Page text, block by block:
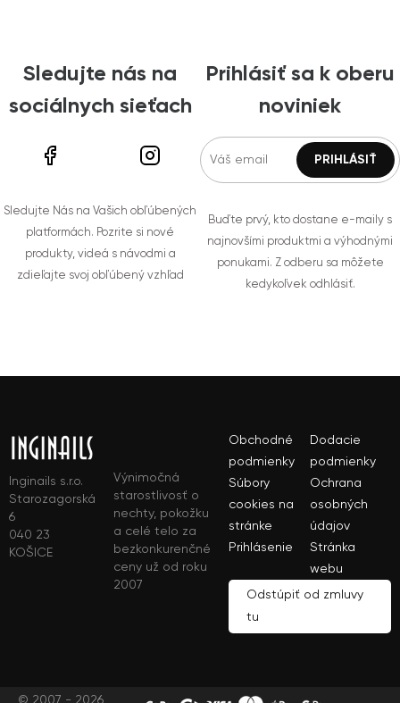
Sledujte nás na
sociálnych sieťach
Sledujte Nás na Vašich obľúbených
platformách. Pozrite si nové
produkty, videá s návodmi a
zdieľajte svoj obľúbený vzhľad
Prihlásiť sa k oberu
noviniek
Buďte prvý, kto dostane e-maily s
najnovšími produktmi a výhodnými
ponukami. Z odberu sa môžete
kedykoľvek odhlásiť.
Inginails s.r.o.
Starozagorská
6
040 23
KOŠICE
Výnimočná
starostlivosť o
nechty, pokožku
a celé telo za
bezkonkurenčné
ceny už od roku
2007
Obchodné
podmienky
Dodacie
podmienky
Súbory
cookies na
stránke
Ochrana
osobných
údajov
Prihlásenie
Stránka
webu
Odstúpiť od zmluvy
tu
© 2007 - 2026